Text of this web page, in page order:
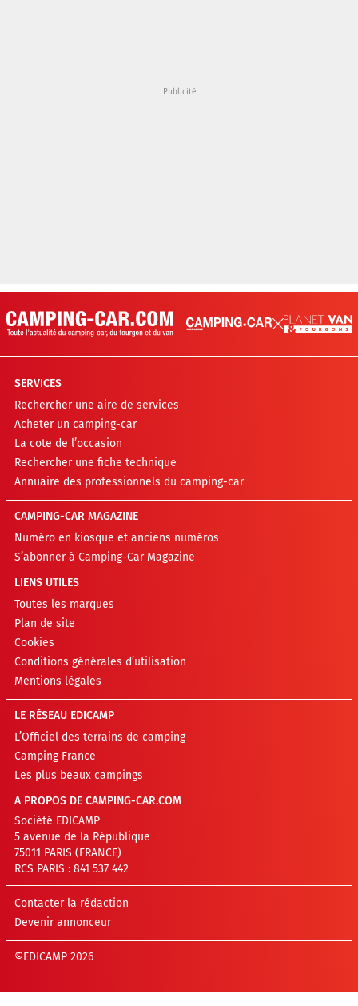
SERVICES
Rechercher une aire de services
Acheter un camping-car
La cote de l’occasion
Rechercher une fiche technique
Annuaire des professionnels du camping-car
CAMPING-CAR MAGAZINE
Numéro en kiosque et anciens numéros
S’abonner à Camping-Car Magazine
LIENS UTILES
Toutes les marques
Plan de site
Cookies
Conditions générales d’utilisation
Mentions légales
LE RÉSEAU EDICAMP
L’Officiel des terrains de camping
Camping France
Les plus beaux campings
A PROPOS DE CAMPING-CAR.COM
Société EDICAMP
5 avenue de la République
75011 PARIS (FRANCE)
RCS PARIS : 841 537 442
Contacter la rédaction
Devenir annonceur
©EDICAMP 2026